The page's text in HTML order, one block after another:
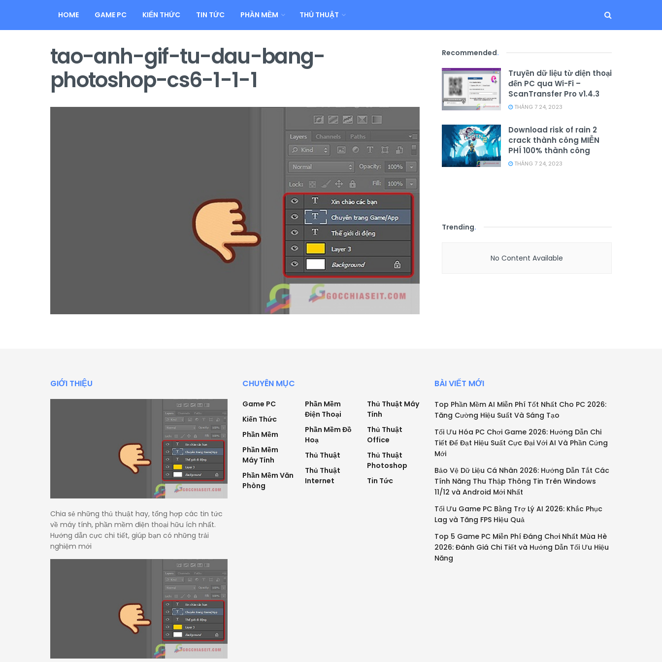
HOME GAME PC KIẾN THỨC TIN TỨC PHẦN MỀM THỦ THUẬT
tao-anh-gif-tu-dau-bang-
photoshop-cs6-1-1-1
Recommended.
Truyền dữ liệu từ điện thoại
đến PC qua Wi-Fi –
ScanTransfer Pro v1.4.3
THÁNG 7 24, 2023
Download risk of rain 2
crack thành công MIỄN
PHÍ 100% thành công
THÁNG 7 24, 2023
Trending.
No Content Available
GIỚI THIỆU
Chia sẻ những thủ thuật hay, tổng hợp các tin tức
về máy tính, phần mềm điện thoại hữu ích nhất.
Hướng dẫn cực chi tiết, giúp bạn có những trải
nghiệm mới
CHUYÊN MỤC
Game PC
Kiến Thức
Phần Mềm
Phần Mềm
Máy Tính
Phần Mềm Văn
Phòng
Phần Mềm
Điện Thoại
Phần Mềm Đồ
Hoạ
Thủ Thuật
Thủ Thuật
Internet
Thủ Thuật Máy
Tính
Thủ Thuật
Office
Thủ Thuật
Photoshop
Tin Tức
BÀI VIẾT MỚI
Top Phần Mềm AI Miễn Phí Tốt Nhất Cho PC 2026:
Tăng Cường Hiệu Suất Và Sáng Tạo
Tối Ưu Hóa PC Chơi Game 2026: Hướng Dẫn Chi
Tiết Để Đạt Hiệu Suất Cực Đại Với AI Và Phần Cứng
Mới
Bảo Vệ Dữ Liệu Cá Nhân 2026: Hướng Dẫn Tắt Các
Tính Năng Thu Thập Thông Tin Trên Windows
11/12 và Android Mới Nhất
Tối Ưu Game PC Bằng Trợ Lý AI 2026: Khắc Phục
Lag và Tăng FPS Hiệu Quả
Top 5 Game PC Miễn Phí Đáng Chơi Nhất Mùa Hè
2026: Đánh Giá Chi Tiết và Hướng Dẫn Tối Ưu Hiệu
Năng